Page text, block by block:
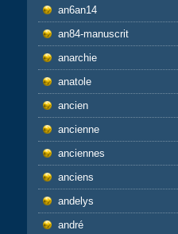
an6an14
an84-manuscrit
anarchie
anatole
ancien
ancienne
anciennes
anciens
andelys
andré